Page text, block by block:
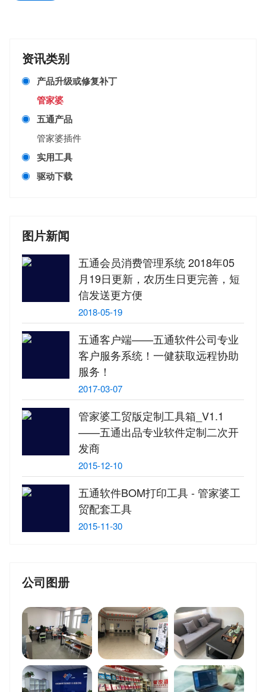
资讯类别
产品升级或修复补丁
管家婆
五通产品
管家婆插件
实用工具
驱动下载
图片新闻
五通会员消费管理系统 2018年05
月19日更新，农历生日更完善，短
信发送更方便
2018-05-19
五通客户端——五通软件公司专业
客户服务系统！一健获取远程协助
服务！
2017-03-07
管家婆工贸版定制工具箱_V1.1
——五通出品专业软件定制二次开
发商
2015-12-10
五通软件BOM打印工具 - 管家婆工
贸配套工具
2015-11-30
公司图册